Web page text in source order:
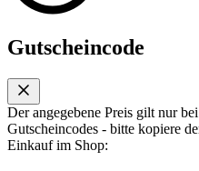
Gutscheincode
Der angegebene Preis gilt nur
Gutscheincodes - bitte kopiere
Einkauf im Shop: